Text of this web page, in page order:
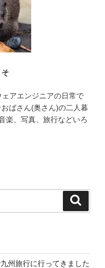
そ
アエンジニアの日常で
ばさん(奥さん)の二人暮
楽、写真、旅行などいろ
州旅行に行ってきました